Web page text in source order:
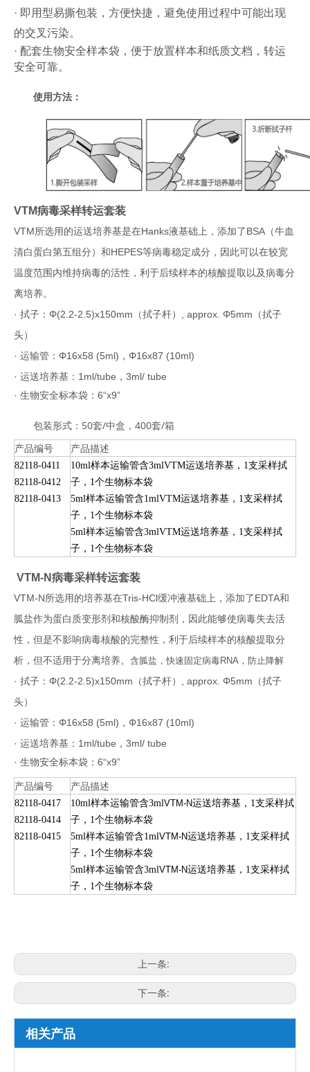
· 即用型易撕包装，方便快捷，避免使用过程中可能出现
的交叉污染。
· 配套生物安全样本袋，便于放置样本和纸质文档，转运
安全可靠。
使用方法：
VTM病毒采样转运套装
VTM所选用的运送培养基是在Hanks液基础上，添加了BSA（牛血
清白蛋白第五组分）和HEPES等病毒稳定成分，因此可以在较宽
温度范围内维持病毒的活性，利于后续样本的核酸提取以及病毒分
离培养。
· 拭子： Φ(2.2-2.5)x150mm （拭子杆）, approx. Φ5mm（拭子
头）
· 运输管： Φ16x58 (5ml) ，Φ16x87 (10ml)
· 运送培养基：1ml/tube，3ml/ tube
· 生物安全标本袋：6“x9”
包装形式：50套/中盒，400套/箱
产品编号
产品描述
82118-0411
82118-0412
82118-0413
10ml样本运输管含3mlVTM运送培养基， 1支采样拭
子，1个生物标本袋
5ml样本运输管含1mlVTM运送培养基， 1支采样拭
子，1个生物标本袋
5ml样本运输管含3mlVTM运送培养基， 1支采样拭
子，1个生物标本袋
VTM-N病毒采样转运套装
VTM-N所选用的培养基在Tris-HCl缓冲液基础上，添加了EDTA和
胍盐作为蛋白质变形剂和核酸酶抑制剂，因此能够使病毒失去活
性，但是不影响病毒核酸的完整性，利于后续样本的核酸提取分
析，但不适用于分离培养。 含胍盐，快速固定病毒RNA，防止降解
· 拭子： Φ(2.2-2.5)x150mm （拭子杆）, approx. Φ5mm（拭子
头）
· 运输管： Φ16x58 (5ml) ，Φ16x87 (10ml)
· 运送培养基：1ml/tube，3ml/ tube
· 生物安全标本袋：6“x9”
产品编号 产品描述
82118-0417
82118-0414
82118-0415
10ml样本运输管含3mlVTM-N运送培养基， 1支采样拭
子，1个生物标本袋
5ml样本运输管含1mlVTM-N运送培养基， 1支采样拭
子，1个生物标本袋
5ml样本运输管含3mlVTM-N运送培养基， 1支采样拭
子，1个生物标本袋
上一条:
下一条:
相关产品